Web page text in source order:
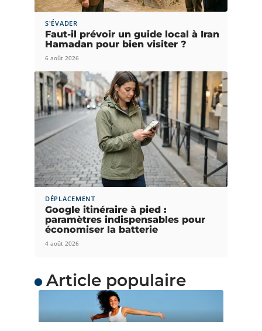
S'ÉVADER
Faut-il prévoir un guide local à Iran
Hamadan pour bien visiter ?
6 août 2026
DÉPLACEMENT
Google itinéraire à pied :
paramètres indispensables pour
économiser la batterie
4 août 2026
Article populaire
ACTUS